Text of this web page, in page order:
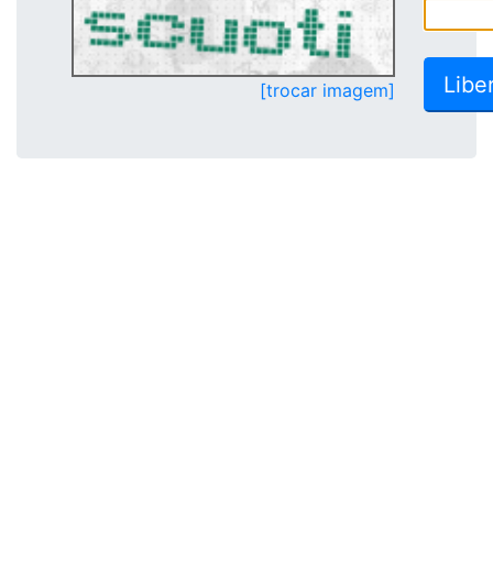
[trocar imagem]